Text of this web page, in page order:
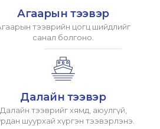
Агаарын тээвэр
тээврийн цогц шийдлийг
санал болгоно.
Далайн тээвэр
Далайн тээврийг хямд, аюулгүй,
шуурхай хүргэн тээвэрлэнэ.